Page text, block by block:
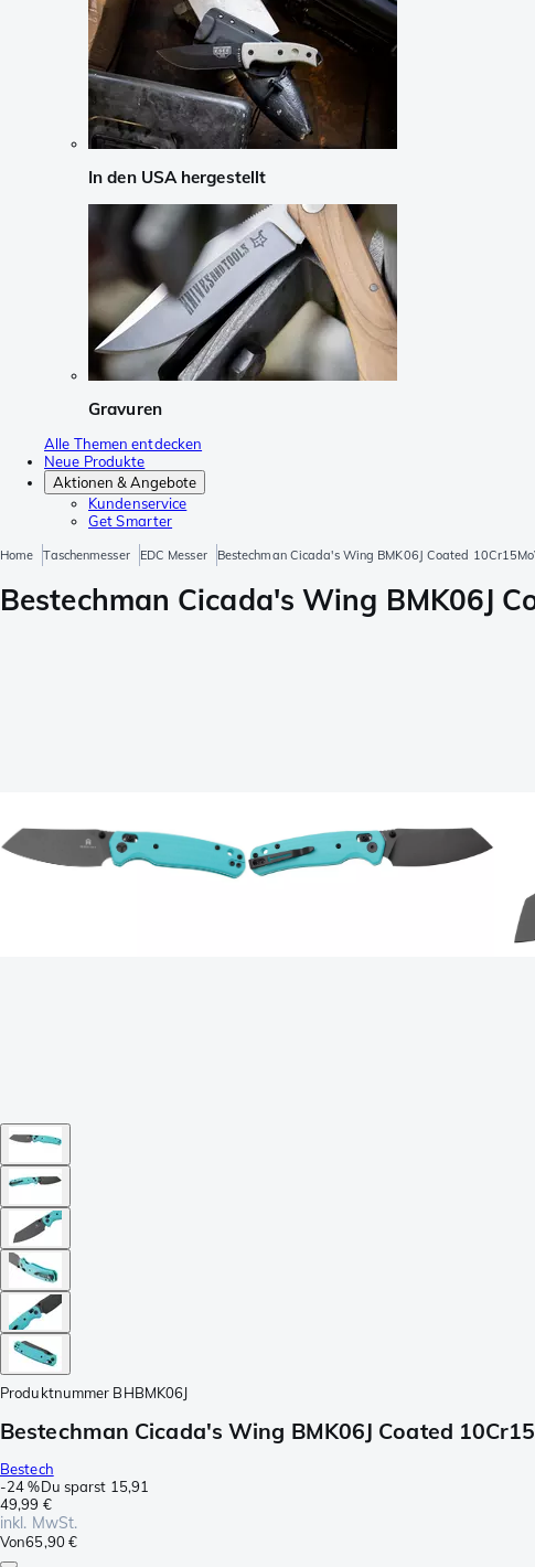
In den USA hergestellt
Gravuren
Alle Themen entdecken
Neue Produkte
Aktionen & Angebote
Kundenservice
Get Smarter
Home Taschenmesser EDC Messer Bestechman Cicada's Wing BMK06J Coated
Bestechman Cicada's Wing BMK06J
Produktnummer BHBMK06J
Bestechman Cicada's Wing BMK06J Coated
Bestech
-24 %Du sparst 15,91
49,99 €
inkl. MwSt.
Von65,90 €